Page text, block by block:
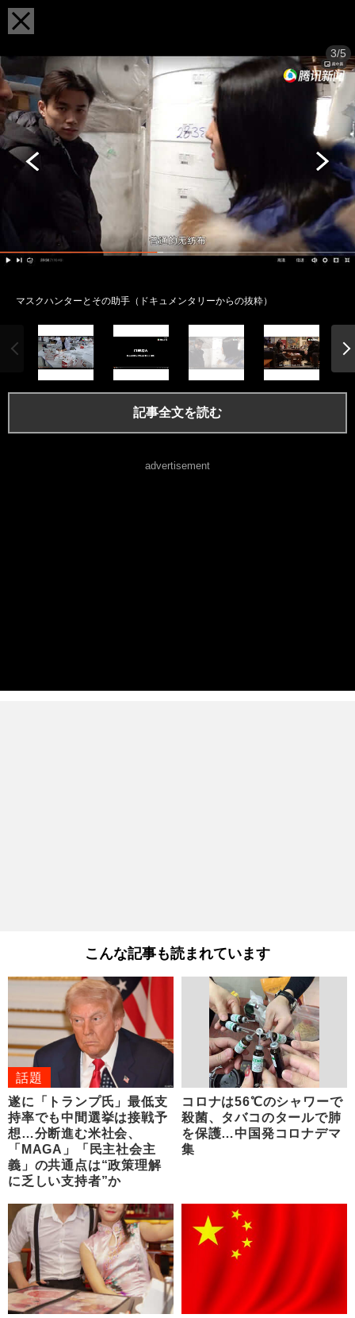
3/5
マスクハンターとその助手（ドキュメンタリーからの抜粋）
記事全文を読む
advertisement
こんな記事も読まれています
話題
遂に「トランプ氏」最低支
持率でも中間選挙は接戦予
想…分断進む米社会、
「MAGA」「民主社会主
義」の共通点は“政策理解
に乏しい支持者”か
コロナは56℃のシャワーで
殺菌、タバコのタールで肺
を保護…中国発コロナデマ
集